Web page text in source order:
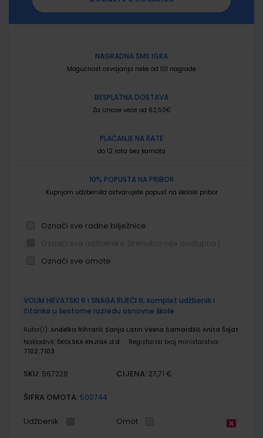
NAGRADNA SMS IGRA
Mogućnost osvajanja neke od 101 nagrade
BESPLATNA DOSTAVA
Za iznose veće od 62,50€
PLAĆANJE NA RATE
do 12 rata bez kamata
10% POPUSTA NA PRIBOR
Kupnjom udžbenika ostvarujete popust na školski pribor
Označi sve radne bilježnice
Označi sve omote
proizvodi
VOLIM HRVATSKI 6 i SNAGA RIJEČI 6; komplet udžbenik i
čitanka u šestome razredu osnovne škole
Autor(i): Anđelka Rihtarić Sanja Latin Vesna Samardžić Anita Šojat
Nakladnik: ŠKOLSKA KNJIGA d.d.
Registarski broj ministarstva:
7102;7103
SKU: 567228 CIJENA: 27,71 €
ŠIFRA OMOTA: 500744
Udžbenik Omot